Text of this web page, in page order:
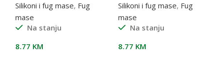
Manhattan, 2/1
Silikoni i fug mase, Fug
mase
Na stanju
8.77 KM
Terra ,2/1
Silikoni i fug mase, Fug
mase
Na stanju
8.77 KM